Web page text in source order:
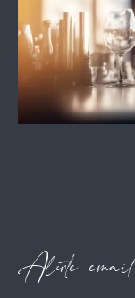
Alerte email